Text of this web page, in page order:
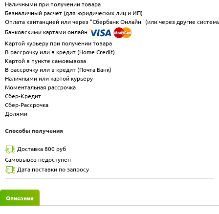
Наличными при получении товара
Безналичный расчет (для юридических лиц и ИП)
Оплата квитанцией или через "Сбербанк Онлайн" (или через другие
Банковскими картами онлайн
Картой курьеру при получении товара
В рассрочку или в кредит (Home Credit)
Картой в пункте самовывоза
В рассрочку или в кредит (Почта Банк)
Наличными или картой курьеру
Моментальная рассрочка
Сбер-Кредит
Сбер-Рассрочка
Долями
Способы получения
Доставка 800 руб
Самовывоз недоступен
Дата поставки по запросу
Описание